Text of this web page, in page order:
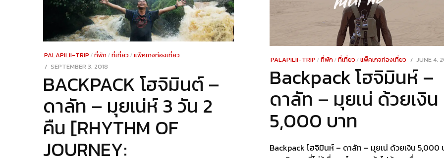
PALAPILII-TRIP /ที่พัก/ที่เที่ยว /แพ็คเกจท่องเที่ยว
POSTED
ON
SEPTEMBER 3, 2018
23,
2021
BACKPACK โฮจิมินต์ –
ดาลัท – มุยเน่ห์ 3 วัน 2
คืน [RHYTHM OF
JOURNEY:
PALAPILII-TRIP /ที่พัก/ที่เที่ยว /แพ็คเกจท่องเที่ยว
POSTED
ON
JUNE 4,
Backpack โฮจิมินห์ –
ดาลัท – มุยเน่ ด้วยเงิน
5,000 บาท
Backpack โฮจิมินห์ – ดาลัท – มุยเน่ ด้วยเงิน 5,000